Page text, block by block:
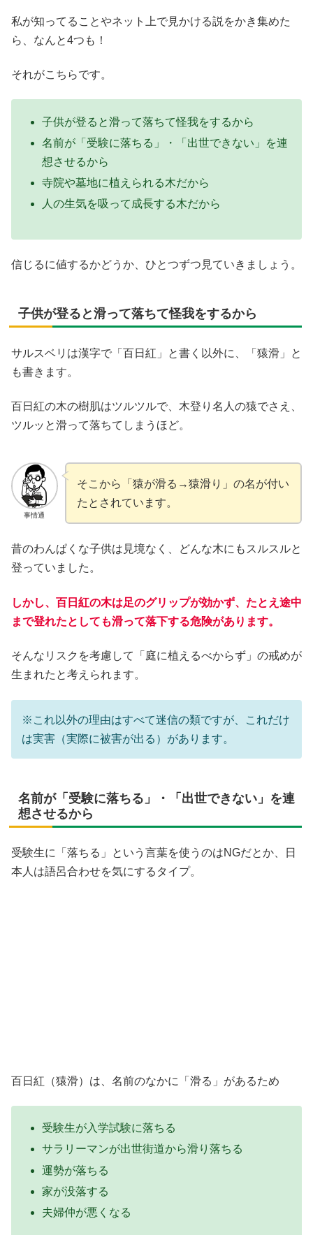
私が知ってることやネット上で見かける説をかき集めた
ら、なんと4つも！
それがこちらです。
子供が登ると滑って落ちて怪我をするから
名前が「受験に落ちる」・「出世できない」を連
想させるから
寺院や墓地に植えられる木だから
人の生気を吸って成長する木だから
信じるに値するかどうか、ひとつずつ見ていきましょう。
子供が登ると滑って落ちて怪我をするから
サルスベリは漢字で「百日紅」と書く以外に、「猿滑」と
も書きます。
百日紅の木の樹肌はツルツルで、木登り名人の猿でさえ、
ツルッと滑って落ちてしまうほど。
事情通
そこから「猿が滑る→猿滑り」の名が付い
たとされています。
昔のわんぱくな子供は見境なく、どんな木にもスルスルと
登っていました。
しかし、百日紅の木は足のグリップが効かず、たとえ途中
まで登れたとしても滑って落下する危険があります。
そんなリスクを考慮して「庭に植えるべからず」の戒めが
生まれたと考えられます。
※これ以外の理由はすべて迷信の類ですが、これだけ
は実害（実際に被害が出る）があります。
名前が「受験に落ちる」・「出世できない」を連
想させるから
受験生に「落ちる」という言葉を使うのはNGだとか、日
本人は語呂合わせを気にするタイプ。
百日紅（猿滑）は、名前のなかに「滑る」があるため
受験生が入学試験に落ちる
サラリーマンが出世街道から滑り落ちる
運勢が落ちる
家が没落する
夫婦仲が悪くなる